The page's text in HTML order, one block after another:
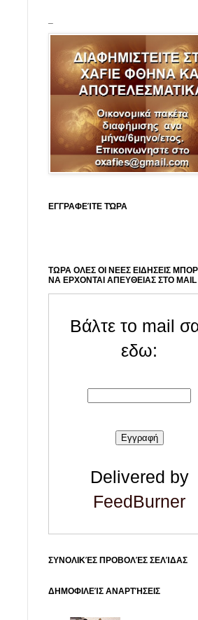
ΕΓΓΡΑΦΕΊΤΕ ΤΏΡΑ
ΤΩΡΑ ΟΛΕΣ ΟΙ ΝΕΕΣ ΕΙΔΗΣΕΙΣ
ΝΑ ΕΡΧΟΝΤΑΙ ΑΠΕΥΘΕΙΑΣ ΣΤΟ
Βάλτε το mail
εδω:
Delivered by
FeedBurner
ΣΥΝΟΛΙΚΈΣ ΠΡΟΒΟΛΈΣ ΣΕΛΊΔΑΣ
ΔΗΜΟΦΙΛΕΊΣ ΑΝΑΡΤΉΣΕΙΣ